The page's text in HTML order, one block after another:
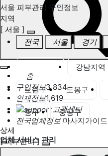
홈
구인정보3,834
인재정보1,619
고객센터
전국업체정보 마사지가이드
업체 서비스 관리
개인 서비스 관리
서울 피부관리 구인정보
지역
[ 서울 ]
전국
서울 경기
강남지역
노원구 도봉구
중구
중랑구
상세
[ 피부관리 ]